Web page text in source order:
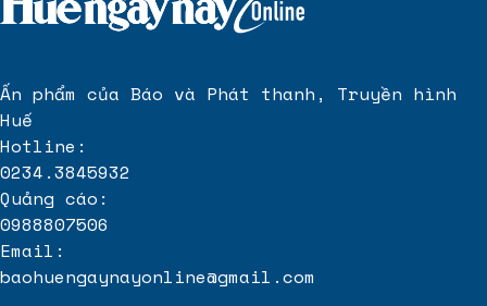
Ấn phẩm của Báo và Phát thanh, Truyền hình
Huế
Hotline:
0234.3845932
Quảng cáo:
0988807506
Email:
baohuengaynayonline@gmail.com